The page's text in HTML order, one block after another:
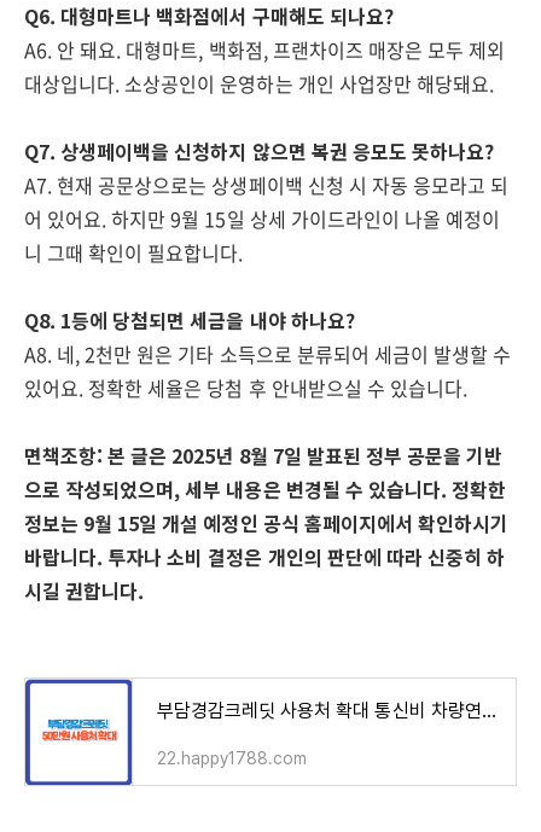
Q6. 대형마트나 백화점에서 구매해도 되나요?
A6. 안 돼요. 대형마트, 백화점, 프랜차이즈 매장은 모두 제외
대상입니다. 소상공인이 운영하는 개인 사업장만 해당돼요.
Q7. 상생페이백을 신청하지 않으면 복권 응모도 못하나요?
A7. 현재 공문상으로는 상생페이백 신청 시 자동 응모라고 되
어 있어요. 하지만 9월 15일 상세 가이드라인이 나올 예정이
니 그때 확인이 필요합니다.
Q8. 1등에 당첨되면 세금을 내야 하나요?
A8. 네, 2천만 원은 기타 소득으로 분류되어 세금이 발생할 수
있어요. 정확한 세율은 당첨 후 안내받으실 수 있습니다.
면책조항: 본 글은 2025년 8월 7일 발표된 정부 공문을 기반
으로 작성되었으며, 세부 내용은 변경될 수 있습니다. 정확한
정보는 9월 15일 개설 예정인 공식 홈페이지에서 확인하시기
바랍니다. 투자나 소비 결정은 개인의 판단에 따라 신중히 하
시길 권합니다.
부담경감크레딧 사용처 확대 통신비 차량연료비 추가
22.happy1788.com